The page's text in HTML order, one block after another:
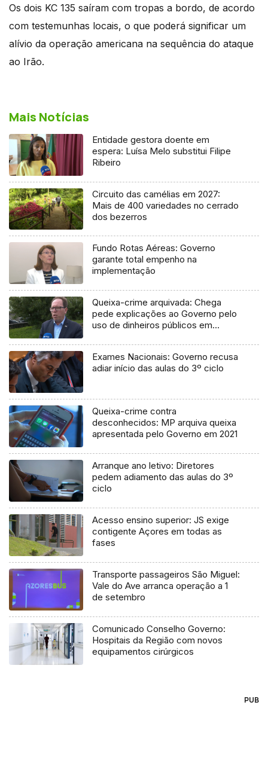
Os dois KC 135 saíram com tropas a bordo, de acordo
com testemunhas locais, o que poderá significar um
alívio da operação americana na sequência do ataque
ao Irão.
Mais Notícias
Entidade gestora doente em
espera: Luísa Melo substitui Filipe
Ribeiro
Circuito das camélias em 2027:
Mais de 400 variedades no cerrado
dos bezerros
Fundo Rotas Aéreas: Governo
garante total empenho na
implementação
Queixa-crime arquivada: Chega
pede explicações ao Governo pelo
uso de dinheiros públicos em
Exames Nacionais: Governo recusa
adiar início das aulas do 3º ciclo
Queixa-crime contra
desconhecidos: MP arquiva queixa
apresentada pelo Governo em 2021
Arranque ano letivo: Diretores
pedem adiamento das aulas do 3º
ciclo
Acesso ensino superior: JS exige
contigente Açores em todas as
fases
Transporte passageiros São Miguel:
Vale do Ave arranca operação a 1
de setembro
Comunicado Conselho Governo:
Hospitais da Região com novos
equipamentos cirúrgicos
PUB